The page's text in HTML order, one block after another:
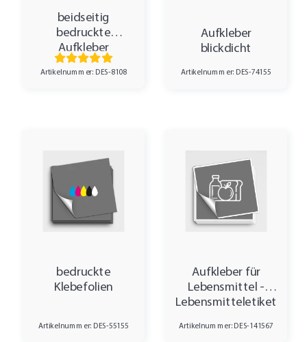
beidseitig
bedruckte
Aufkleber
Artikelnummer: DES-8108
Aufkleber
blickdicht
Artikelnummer: DES-74155
bedruckte
Klebefolien
Artikelnummer: DES-55155
Aufkleber für
Lebensmittel -
Lebensmitteletiketten
Artikelnummer: DES-141567